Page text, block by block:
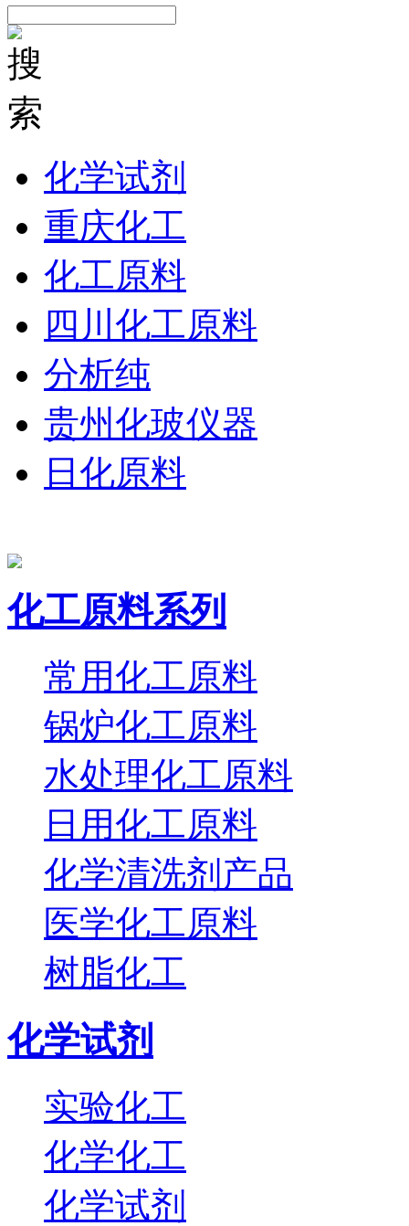
化学试剂
重庆化工
化工原料
四川化工原料
分析纯
贵州化玻仪器
日化原料
化工原料系列
常用化工原料
锅炉化工原料
水处理化工原料
日用化工原料
化学清洗剂产品
医学化工原料
树脂化工
化学试剂
实验化工
化学化工
化学试剂